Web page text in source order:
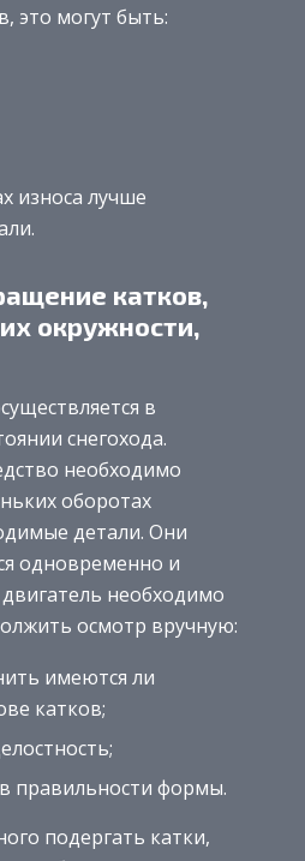
это могут быть:
износа лучше
катков,
окружности,
в
снегохода.
необходимо
оборотах
детали. Они
одновременно и
необходимо
осмотр вручную:
имеются ли
катков;
правильности формы.
подергать катки,